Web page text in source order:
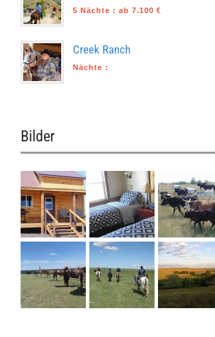
5 Nächte : ab 7.100 €
Creek Ranch
Nächte :
Bilder